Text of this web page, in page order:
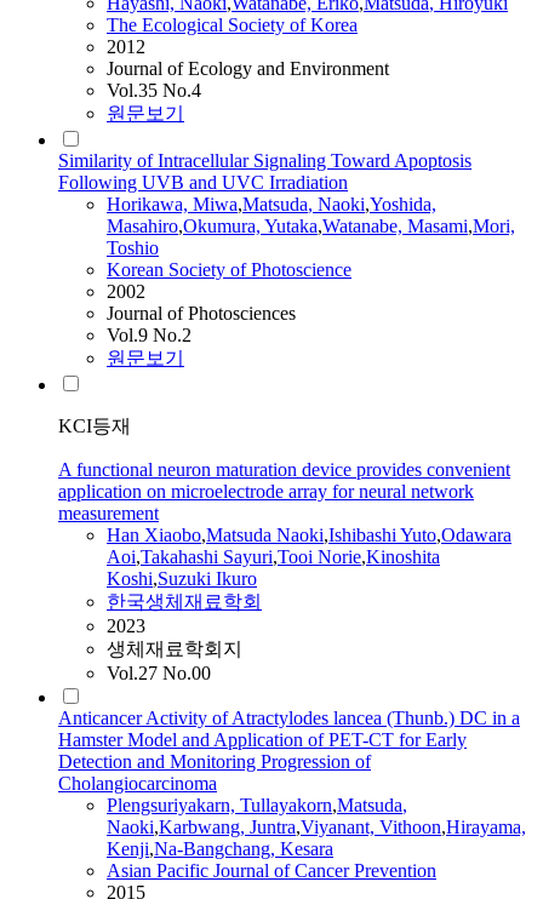
The Ecological Society of Korea
2012
Journal of Ecology and Environment
Vol.35 No.4
원문보기
Similarity of Intracellular Signaling Toward Apoptosis
Following UVB and UVC Irradiation
Horikawa, Miwa,Matsuda, Naoki,Yoshida,
Masahiro,Okumura, Yutaka,Watanabe, Masami,Mori,
Toshio
Korean Society of Photoscience
2002
Journal of Photosciences
Vol.9 No.2
원문보기
KCI등재
A functional neuron maturation device provides convenient
application on microelectrode array for neural network
measurement
Han Xiaobo,Matsuda Naoki,Ishibashi Yuto,Odawara
Aoi,Takahashi Sayuri,Tooi Norie,Kinoshita
Koshi,Suzuki Ikuro
한국생체재료학회
2023
생체재료학회지
Vol.27 No.00
Anticancer Activity of Atractylodes lancea (Thunb.) DC in a
Hamster Model and Application of PET-CT for Early
Detection and Monitoring Progression of
Cholangiocarcinoma
Plengsuriyakarn, Tullayakorn,Matsuda,
Naoki,Karbwang, Juntra,Viyanant, Vithoon,Hirayama,
Kenji,Na-Bangchang, Kesara
Asian Pacific Journal of Cancer Prevention
2015